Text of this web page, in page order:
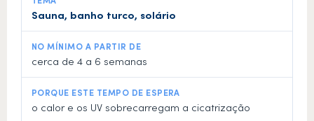
Sauna, banho turco, solário
cerca de 4 a 6 semanas
o calor e os UV sobrecarregam a cicatrização